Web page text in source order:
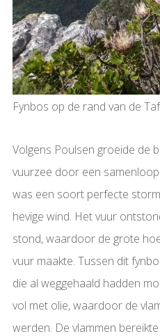
Fynbos op de rand van de
Volgens Poulsen groeide de
vuurzee door een
was een soort perfecte
hevige wind. Het vuur
stond, waardoor de grote
vuur maakte. Tussen dit
die al weggehaald hadden
vol met olie, waardoor de
werden. De vlammen